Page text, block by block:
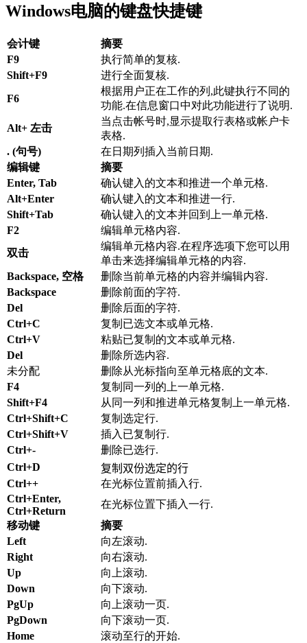
Windows电脑的键盘快捷键
会计键
摘要
F9
执行简单的复核.
Shift+F9
进行全面复核.
F6
根据用户正在工作的列,此键执行不同的
功能.在信息窗口中对此功能进行了说明.
Alt+ 左击
当点击帐号时,显示提取行表格或帐户卡
表格.
. (句号)
在日期列插入当前日期.
编辑键
摘要
Enter, Tab
确认键入的文本和推进一个单元格.
Alt+Enter
确认键入的文本和推进一行.
Shift+Tab
确认键入的文本并回到上一单元格.
F2
编辑单元格内容.
双击
编辑单元格内容.在程序选项下您可以用
单击来选择编辑单元格的内容.
Backspace, 空格
删除当前单元格的内容并编辑内容.
Backspace
删除前面的字符.
Del
删除后面的字符.
Ctrl+C
复制已选文本或单元格.
Ctrl+V
粘贴已复制的文本或单元格.
Del
删除所选内容.
未分配
删除从光标指向至单元格底的文本.
F4
复制同一列的上一单元格.
Shift+F4
从同一列和推进单元格复制上一单元格.
Ctrl+Shift+C
复制选定行.
Ctrl+Shift+V
插入已复制行.
Ctrl+-
删除已选行.
Ctrl+D
复制双份选定的行
Ctrl++
在光标位置前插入行.
Ctrl+Enter,
Ctrl+Return
在光标位置下插入一行.
移动键
摘要
Left
向左滚动.
Right
向右滚动.
Up
向上滚动.
Down
向下滚动.
PgUp
向上滚动一页.
PgDown
向下滚动一页.
Home
滚动至行的开始.